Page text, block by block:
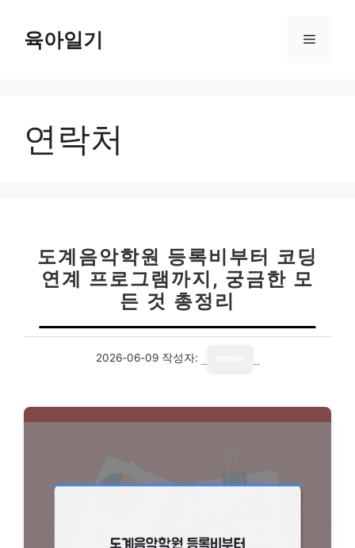
육아일기 메
연락처
도계음악학원 등록비부터 코딩
연계 프로그램까지, 궁금한 모
든 것 총정리
2026-06-09 작성자: